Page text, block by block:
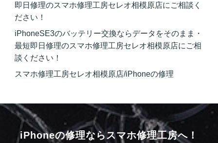
即日修理のスマホ修理工房セレオ相模原店にご相談く
ださい！
iPhoneSE3のバッテリー交換ならデータをそのまま・
最短即日修理のスマホ修理工房セレオ相模原店にご相
談ください！
スマホ修理工房セレオ相模原店/iPhoneの修理
iPhoneの修理ならスマホ修理工房へ！